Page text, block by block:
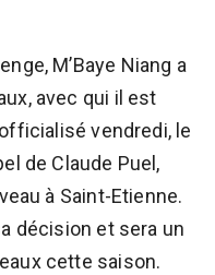
M’Baye Niang a
avec qui il est
vendredi, le
de Claude Puel,
à Saint-Etienne.
décision et sera un
cette saison.